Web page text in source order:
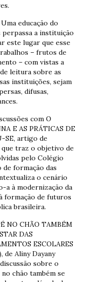
educação do
perpassa a instituição
este lugar que esse
– frutos de
– com vistas a
leitura sobre as
instituições, sejam
difusas,
com O
E AS PRÁTICAS DE
SE, artigo de
que traz o objetivo de
pelo Colégio
de formação das
o cenário
a à modernização da
formação de futuros
brasileira.
NO CHÃO TAMBÉM
DAS
ESCOLARES
de Aliny Dayany
sobre o
chão também se